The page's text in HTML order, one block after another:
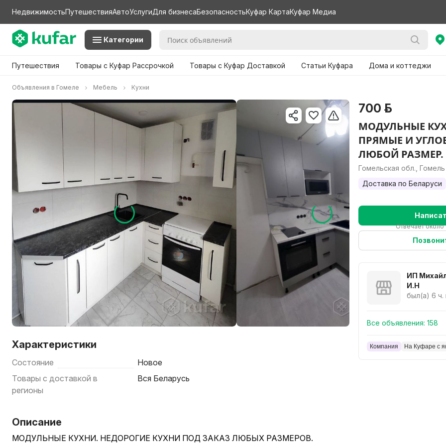
НедвижимостьПутешествияАвтоУслугиДля бизнесаБезопасностьКуфар КартаКуфар Медиа
Категории
Путешествия Товары с Куфар Рассрочкой Товары с Куфар Доставкой Статьи Куфара Дома и коттеджи
Объявления в Гомеле Мебель Кухни
Характеристики
Состояние
Новое
Товары с доставкой в
регионы
Вся Беларусь
Описание
МОДУЛЬНЫЕ КУХНИ. НЕДОРОГИЕ КУХНИ ПОД ЗАКАЗ ЛЮБЫХ РАЗМЕРОВ.
700 р.
МОДУЛЬНЫЕ
ПРЯМЫЕ И
ЛЮБОЙ РАЗМЕР.
Гомельская обл., Гомель
Доставка по Беларуси
Отвечает около
ИП
И.Н
был(а) 6 ч.
Все объявления: 158
Компания На Куфаре с